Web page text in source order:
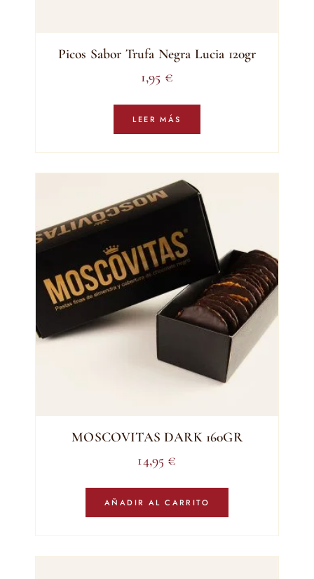
Picos Sabor Trufa Negra Lucia 120gr
1,95 €
LEER MÁS
MOSCOVITAS DARK 160GR
14,95 €
AÑADIR AL CARRITO